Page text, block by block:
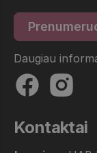
Daugiau
Kontaktai